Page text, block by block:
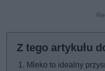
Mleko to idealny